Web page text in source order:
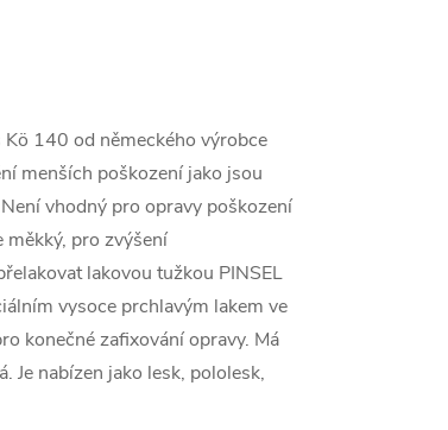
140 od německého výrobce
menších poškození jako jsou
vhodný pro opravy poškození
měkký, pro zvýšení
lakovou tužkou PINSEL
vysoce prchlavým lakem ve
konečné zafixování opravy. Má
Je nabízen jako lesk, pololesk,